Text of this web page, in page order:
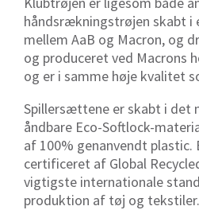
håndsrækningstrøjen skabt
mellem AaB og Macron, og
og produceret ved Macrons
og er i samme høje kvalitet
Spillersættene er skabt i det
åndbare Eco-Softlock-
af 100% genanvendt plastic.
certificeret af Global
vigtigste internationale
produktion af tøj og tekstiler.